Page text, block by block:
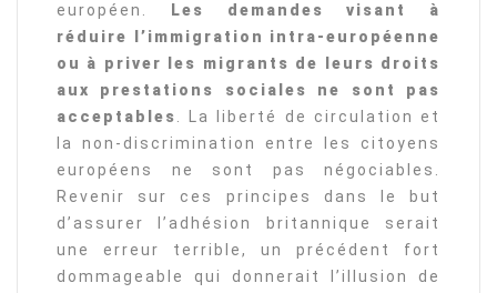
européen.
Les demandes visant à
réduire l’immigration intra-européenne
ou à priver les migrants de leurs droits
aux prestations sociales ne sont pas
acceptables
. La liberté de circulation et
la non-discrimination entre les citoyens
européens ne sont pas négociables.
Revenir sur ces principes dans le but
d’assurer l’adhésion britannique serait
une erreur terrible, un précédent fort
dommageable qui donnerait l’illusion de